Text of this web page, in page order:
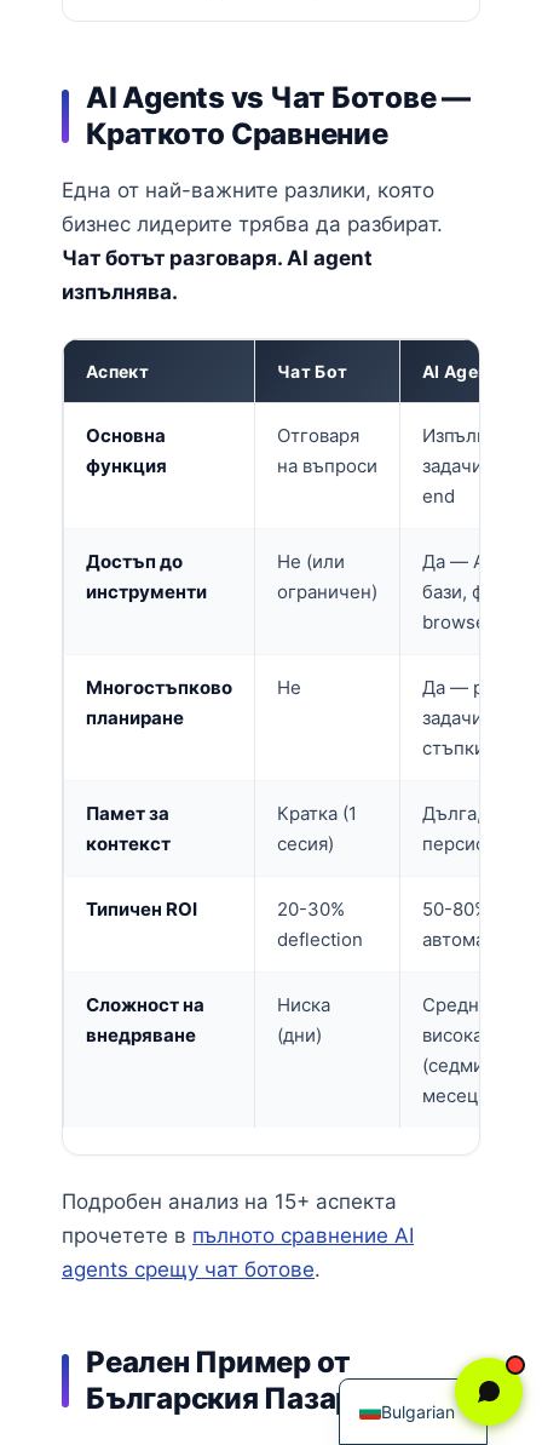
AI Agents vs Чат Ботове —
Краткото Сравнение
Една от най-важните разлики, която
бизнес лидерите трябва да разбират.
Чат ботът разговаря. AI agent
изпълнява.
Аспект Чат Бот AI Agent
Основна
функция
Отговаря
на въпроси
Изпълнява
задачи end-
end
Достъп до
инструменти
Не (или
ограничен)
Да — API,
бази,
browser
Многостъпково
планиране
Не
Да — разбива
задачи на
стъпки
Памет за
контекст
Кратка (1
сесия)
Дълга,
Типичен ROI
20-30%
deflection
50-80%
Сложност на
внедряване
Ниска
(дни)
Средна-
висока
(седмици-
месеци)
Подробен анализ на 15+ аспекта
прочетете в пълното сравнение AI
agents срещу чат ботове.
Реален Пример от
Българския Пазар
Bulgarian